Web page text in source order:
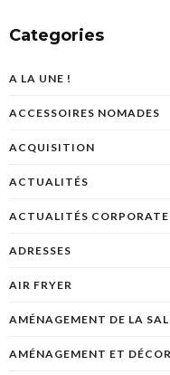
Categories
A LA UNE !
ACCESSOIRES NOMADES
ACQUISITION
ACTUALITÉS
ACTUALITÉS CORPORATE
ADRESSES
AIR FRYER
AMÉNAGEMENT DE LA
AMÉNAGEMENT ET